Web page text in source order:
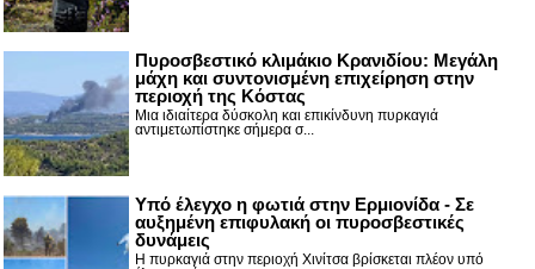
Πυροσβεστικό κλιμάκιο Κρανιδίου: Μεγάλη
μάχη και συντονισμένη επιχείρηση στην
περιοχή της Κόστας
Μια ιδιαίτερα δύσκολη και επικίνδυνη πυρκαγιά
αντιμετωπίστηκε σήμερα σ...
Υπό έλεγχο η φωτιά στην Ερμιονίδα - Σε
αυξημένη επιφυλακή οι πυροσβεστικές
δυνάμεις
Η πυρκαγιά στην περιοχή Χινίτσα βρίσκεται πλέον υπό